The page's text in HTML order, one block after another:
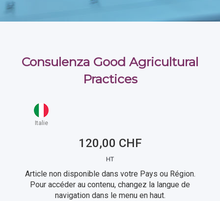
Consulenza Good Agricultural
Practices
Italie
120,00 CHF
HT
Article non disponible dans votre Pays ou Région.
Pour accéder au contenu, changez la langue de
navigation dans le menu en haut.